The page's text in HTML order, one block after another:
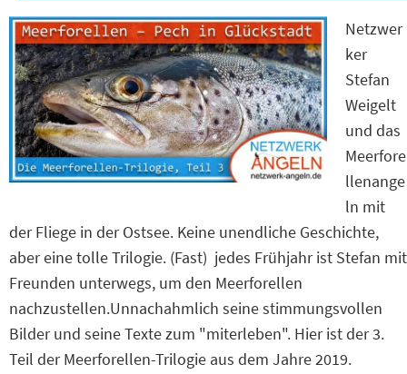
Netzwer
ker
Stefan
Weigelt
und das
Meerfore
llenange
ln mit
der Fliege in der Ostsee. Keine unendliche Geschichte,
aber eine tolle Trilogie. (Fast) jedes Frühjahr ist Stefan mit
Freunden unterwegs, um den Meerforellen
nachzustellen.Unnachahmlich seine stimmungsvollen
Bilder und seine Texte zum "miterleben". Hier ist der 3.
Teil der Meerforellen-Trilogie aus dem Jahre 2019.